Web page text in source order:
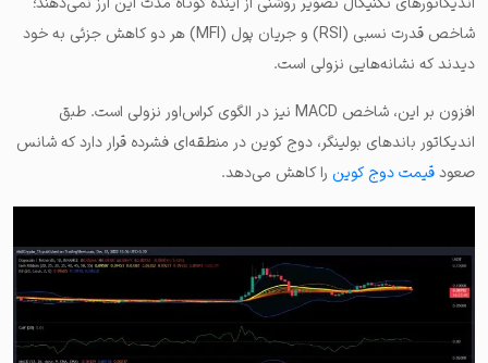
شاخص قدرت نسبی (RSI) و جریان پول (MFI) هر دو کاهش جزئی به خود
دیدند که نشانه‌هایی نزولی است.
افزون بر این، شاخص MACD نیز در الگوی کراس‌اور نزولی است. طبق
اندیکاتور باندهای بولینگر، دوج کوین در منطقه‌ای فشرده قرار دارد که شانس
صعودقیمت دوج کوین را کاهش می‌دهد.